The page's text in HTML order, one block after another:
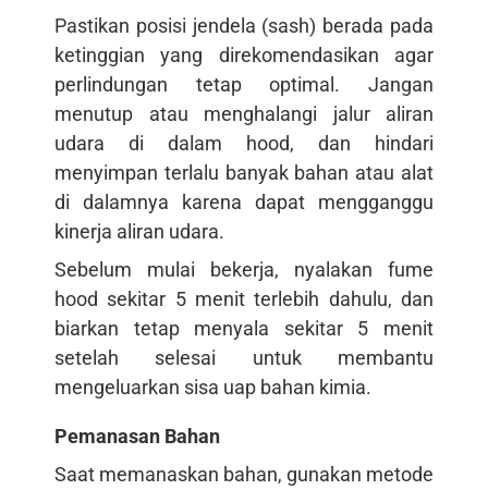
Pastikan posisi jendela (sash) berada pada
ketinggian yang direkomendasikan agar
perlindungan tetap optimal. Jangan
menutup atau menghalangi jalur aliran
udara di dalam hood, dan hindari
menyimpan terlalu banyak bahan atau alat
di dalamnya karena dapat mengganggu
kinerja aliran udara.
Sebelum mulai bekerja, nyalakan fume
hood sekitar 5 menit terlebih dahulu, dan
biarkan tetap menyala sekitar 5 menit
setelah selesai untuk membantu
mengeluarkan sisa uap bahan kimia.
Pemanasan Bahan
Saat memanaskan bahan, gunakan metode